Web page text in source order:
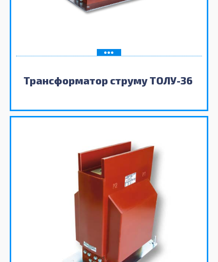
Трансформатор струму ТОЛУ-36